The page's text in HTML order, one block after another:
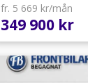
fr. 5 669 kr/mån
349 900 kr